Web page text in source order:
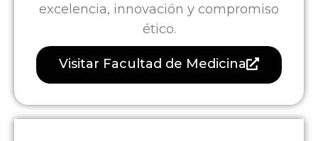
excelencia, innovación y compromiso
ético.
Visitar Facultad de Medicina